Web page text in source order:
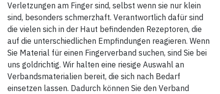
Verletzungen am Finger sind, selbst wenn sie nur klein
sind, besonders schmerzhaft. Verantwortlich dafür sind
die vielen sich in der Haut befindenden Rezeptoren, die
auf die unterschiedlichen Empfindungen reagieren. Wenn
Sie Material für einen Fingerverband suchen, sind Sie bei
uns goldrichtig. Wir halten eine riesige Auswahl an
Verbandsmaterialien bereit, die sich nach Bedarf
einsetzen lassen. Dadurch können Sie den Verband